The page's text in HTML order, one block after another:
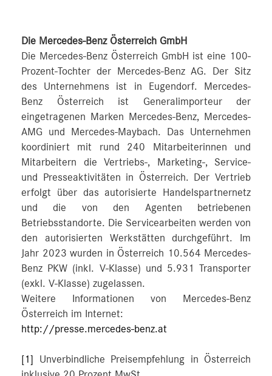
Die Mercedes-Benz Österreich GmbH
Die Mercedes-Benz Österreich GmbH ist eine 100-
Prozent-Tochter der Mercedes-Benz AG. Der Sitz
des Unternehmens ist in Eugendorf. Mercedes-
Benz Österreich ist Generalimporteur der
eingetragenen Marken Mercedes-Benz, Mercedes-
AMG und Mercedes-Maybach. Das Unternehmen
koordiniert mit rund 240 Mitarbeiterinnen und
Mitarbeitern die Vertriebs-, Marketing-, Service-
und Presseaktivitäten in Österreich. Der Vertrieb
erfolgt über das autorisierte Handelspartnernetz
und die von den Agenten betriebenen
Betriebsstandorte. Die Servicearbeiten werden von
den autorisierten Werkstätten durchgeführt. Im
Jahr 2023 wurden in Österreich 10.564 Mercedes-
Benz PKW (inkl. V-Klasse) und 5.931 Transporter
(exkl. V-Klasse) zugelassen.
Weitere Informationen von Mercedes-Benz
Österreich im Internet:
http://presse.mercedes-benz.at
[1]
Unverbindliche Preisempfehlung in Österreich